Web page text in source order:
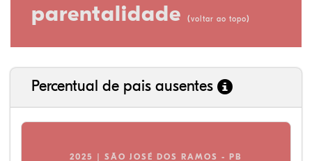
parentalidade (voltar ao topo)
Percentual de pais ausentes
2025 | SÃO JOSÉ DOS RAMOS - PB